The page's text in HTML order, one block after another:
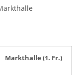
Markthalle (1. Fr.)